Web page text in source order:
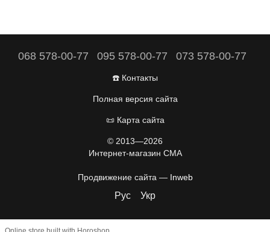
068 578-00-77 095 578-00-77 073 578-00-77
☎️ Контакты
Полная версия сайта
📜 Карта сайта
© 2013—2026
Интернет-магазин CMA
Продвижение сайта — Inweb
Рус Укр